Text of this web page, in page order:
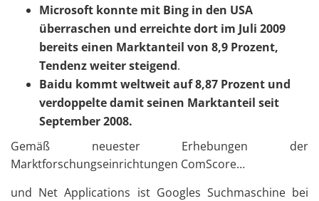
Microsoft konnte mit Bing in den USA
überraschen und erreichte dort im Juli 2009
bereits einen Marktanteil von 8,9 Prozent,
Tendenz weiter steigend.
Baidu kommt weltweit auf 8,87 Prozent und
verdoppelte damit seinen Marktanteil seit
September 2008.
Gemäß neuester Erhebungen der
Marktforschungseinrichtungen ComScore…
und Net Applications ist Googles Suchmaschine bei